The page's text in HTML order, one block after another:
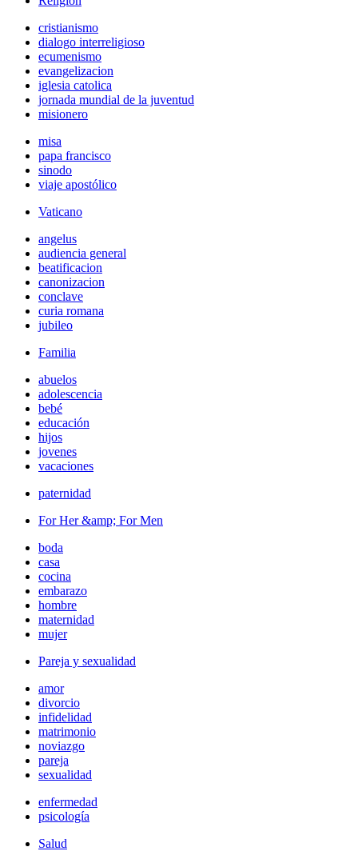
cristianismo
dialogo interreligioso
ecumenismo
evangelizacion
iglesia catolica
jornada mundial de la juventud
misionero
misa
papa francisco
sinodo
viaje apostólico
Vaticano
angelus
audiencia general
beatificacion
canonizacion
conclave
curia romana
jubileo
Familia
abuelos
adolescencia
bebé
educación
hijos
jovenes
vacaciones
paternidad
For Her &amp; For Men
boda
casa
cocina
embarazo
hombre
maternidad
mujer
Pareja y sexualidad
amor
divorcio
infidelidad
matrimonio
noviazgo
pareja
sexualidad
enfermedad
psicología
Salud